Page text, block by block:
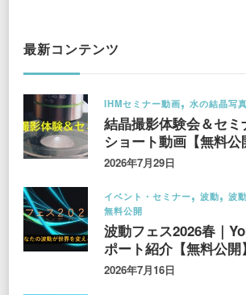
最新コンテンツ
IHMセミナー動画 水の結晶写真
結晶撮影体験会＆セ
ショート動画【無料公
2026年7月29日
イベント・セミナー 波動
波
無料公開
波動フェス2026春｜
ポート紹介【無料公開】
2026年7月16日